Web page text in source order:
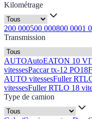
Kilométrage
200 000500 000800 0001
Transmission
AUTOAutoEATON 10
vitessesPaccar tx-12
AUTO vitessesFuller
vitessesFuller RTLO 18
Type de camion